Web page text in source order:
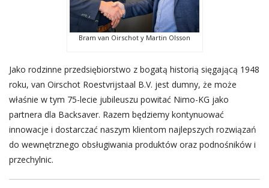
Bram van Oirschot y Martin Olsson
Jako rodzinne przedsiębiorstwo z bogatą historią sięgającą 1948
roku, van Oirschot Roestvrijstaal B.V. jest dumny, że może
właśnie w tym 75-lecie jubileuszu powitać Nimo-KG jako
partnera dla Backsaver. Razem będziemy kontynuować
innowacje i dostarczać naszym klientom najlepszych rozwiązań
do wewnętrznego obsługiwania produktów oraz podnośników i
przechylnic.